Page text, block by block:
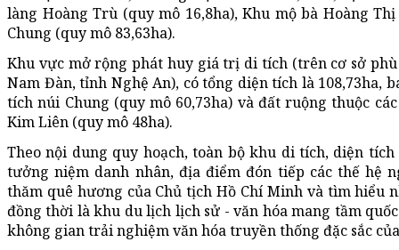
làng Hoàng Trù (quy mô 16,8ha), Khu mộ bà Hoàng
Chung (quy mô 83,63ha).
Khu vực mở rộng phát huy giá trị di tích (trên cơ sở
Nam Đàn, tỉnh Nghệ An), có tổng diện tích là 108,73ha,
tích núi Chung (quy mô 60,73ha) và đất ruộng thuộc
Kim Liên (quy mô 48ha).
Theo nội dung quy hoạch, toàn bộ khu di tích, diện
tưởng niệm danh nhân, địa điểm đón tiếp các thế hệ
thăm quê hương của Chủ tịch Hồ Chí Minh và tìm hiểu
đồng thời là khu du lịch lịch sử - văn hóa mang tầm
không gian trải nghiệm văn hóa truyền thống đặc sắc